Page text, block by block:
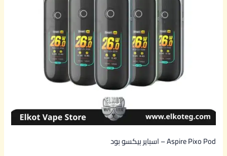
Aspire Pixo Pod – اسباير بيكسو بود